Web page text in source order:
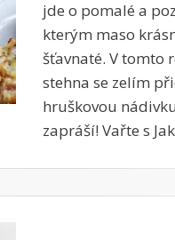
jde o pomalé a
kterým maso
šťavnaté. V tomto
stehna se zelím
hruškovou
zapráší! Vařte s